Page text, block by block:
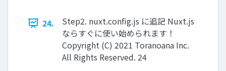
24.
Step2. nuxt.conﬁg.js に追記 Nuxt.js
ならすぐに使い始められます！
Copyright (C) 2021 Toranoana Inc.
All Rights Reserved. 24